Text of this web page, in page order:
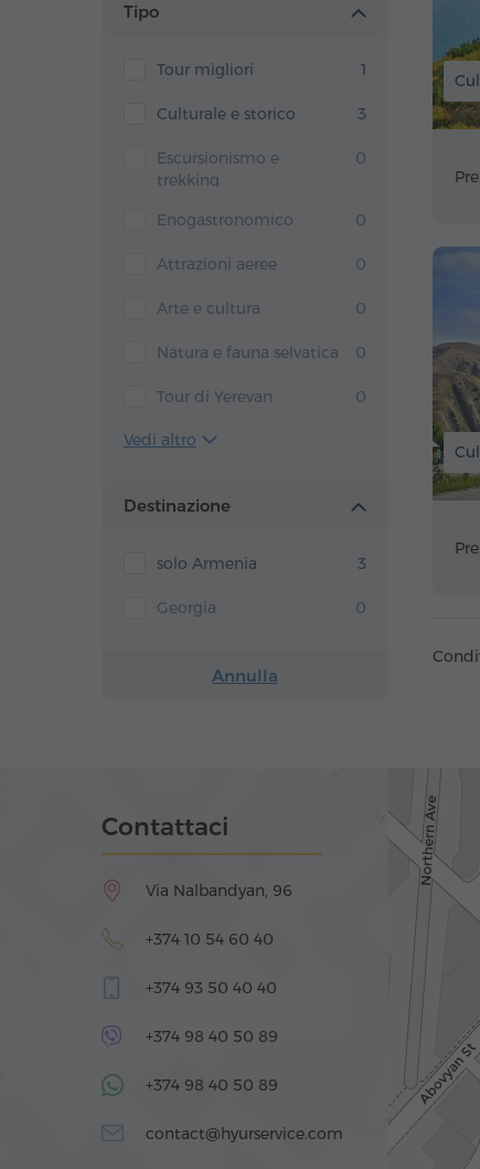
Tipo
Tour migliori 1
Culturale e storico 3
Escursionismo e
trekking
0
Enogastronomico 0
Attrazioni aeree 0
Arte e cultura 0
Natura e fauna selvatica 0
Tour di Yerevan 0
Vedi altro
Destinazione
solo Armenia 3
Georgia 0
Annulla
Contattaci
Via Nalbandyan, 96
+374 10 54 60 40
+374 93 50 40 40
+374 98 40 50 89
+374 98 40 50 89
contact@hyurservice.com